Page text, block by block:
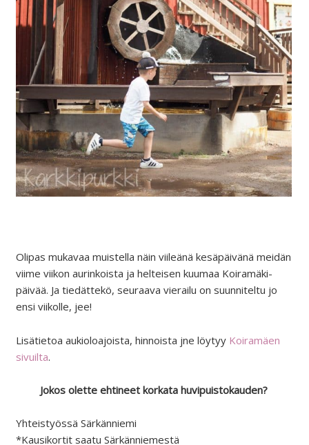
Olipas mukavaa muistella näin viileänä kesäpäivänä meidän
viime viikon aurinkoista ja helteisen kuumaa Koiramäki-
päivää. Ja tiedättekö, seuraava vierailu on suunniteltu jo
ensi viikolle, jee!
Lisätietoa aukioloajoista, hinnoista jne löytyy Koiramäen
sivuilta.
Jokos olette ehtineet korkata huvipuistokauden?
Yhteistyössä Särkänniemi
*Kausikortit saatu Särkänniemestä